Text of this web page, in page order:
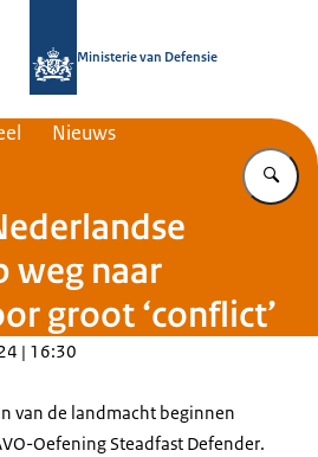
Ministerie van Defensie
Nieuws
weg naar
groot ‘conflict’
| 16:30
van de landmacht beginnen
OefeningSteadfast Defender.